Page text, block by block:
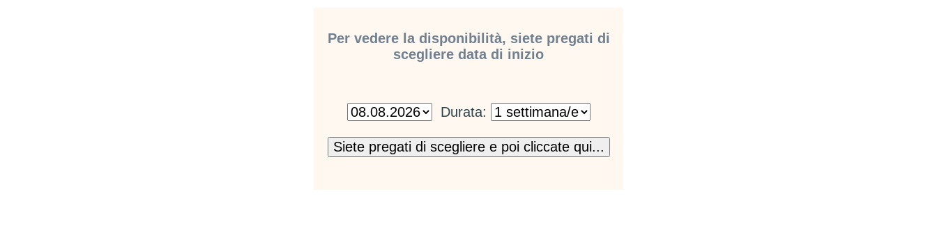
Per vedere la disponibilità, siete pregati di
scegliere data di inizio
Durata: